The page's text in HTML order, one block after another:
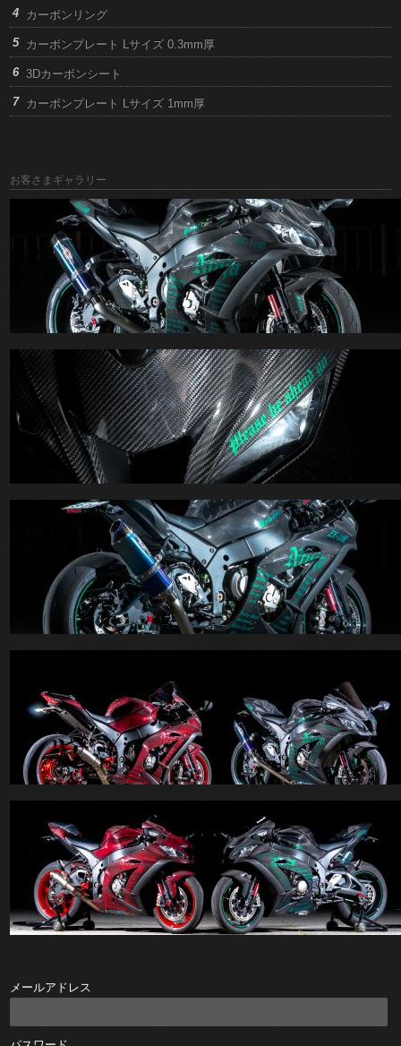
カーボンリング
カーボンプレート Lサイズ 0.3mm厚
3Dカーボンシート
カーボンプレート Lサイズ 1mm厚
お客さまギャラリー
メールアドレス